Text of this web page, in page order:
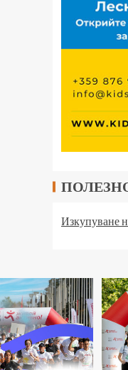
Изкупуване